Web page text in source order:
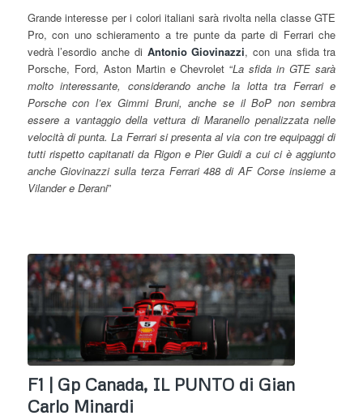
Grande interesse per i colori italiani sarà rivolta nella classe GTE
Pro, con uno schieramento a tre punte da parte di Ferrari che
vedrà l’esordio anche di Antonio Giovinazzi, con una sfida tra
Porsche, Ford, Aston Martin e Chevrolet “La sfida in GTE sarà
molto interessante, considerando anche la lotta tra Ferrari e
Porsche con l’ex Gimmi Bruni, anche se il BoP non sembra
essere a vantaggio della vettura di Maranello penalizzata nelle
velocità di punta. La Ferrari si presenta al via con tre equipaggi di
tutti rispetto capitanati da Rigon e Pier Guidi a cui ci è aggiunto
anche Giovinazzi sulla terza Ferrari 488 di AF Corse insieme a
Vilander e Derani”
F1 | Gp Canada, IL PUNTO di Gian
Carlo Minardi